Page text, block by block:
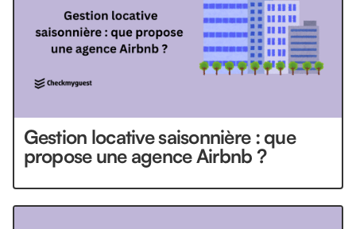
Gestion locative saisonnière : que
propose une agence Airbnb ?